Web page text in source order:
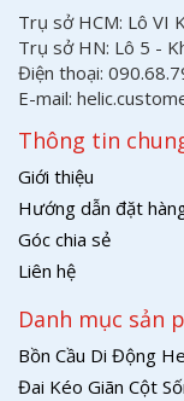
Trụ sở HCM: Lô VI
Trụ sở HN: Lô 5 -
Điện thoại:
E-mail:
Thông tin
Giới thiệu
Hướng dẫn đặt
Góc chia sẻ
Liên hệ
Danh mục sản
Bồn Cầu Di Động
Đai Kéo Giãn Cột